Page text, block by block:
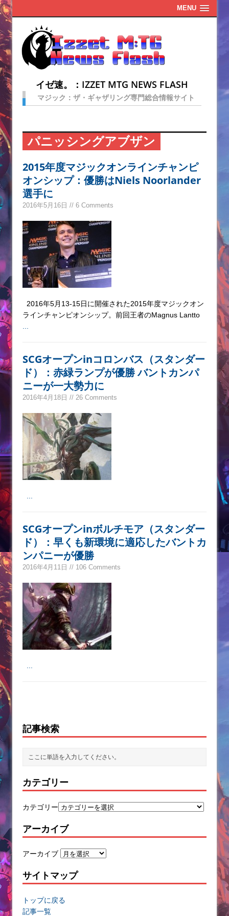
MENU
イゼ速。：IZZET MTG NEWS FLASH
マジック：ザ・ギャザリング専門総合情報サイト
パニッシングアブザン
2015年度マジックオンラインチャンピ
オンシップ：優勝はNiels Noorlander
選手に
2016年5月16日 // 6 Comments
2016年5月13-15日に開催された2015年度マジックオン
ラインチャンピオンシップ。前回王者のMagnus Lantto
SCGオープンinコロンバス（スタンダー
ド）：赤緑ランプが優勝 バントカンパ
ニーが一大勢力に
2016年4月18日 // 26 Comments
SCGオープンinボルチモア（スタンダー
ド）：早くも新環境に適応したバントカ
ンパニーが優勝
2016年4月11日 // 106 Comments
記事検索
カテゴリー
カテゴリー
アーカイブ
アーカイブ
サイトマップ
トップに戻る
記事一覧